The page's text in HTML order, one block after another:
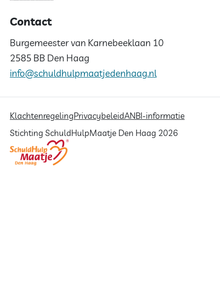
Contact
Burgemeester van Karnebeeklaan 10
2585 BB Den Haag
info@schuldhulpmaatjedenhaag.nl
KlachtenregelingPrivacybeleidANBI-informatie
Stichting SchuldHulpMaatje Den Haag 2026